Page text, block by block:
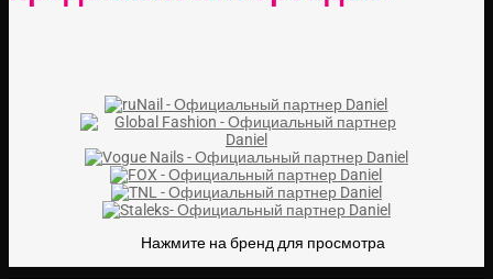
Нажмите на бренд для просмотра